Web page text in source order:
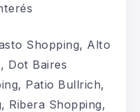
Shopping, Alto
Dot Baires
Patio Bullrich,
Ribera Shopping,